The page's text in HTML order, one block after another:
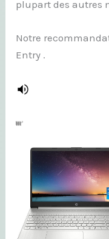
plupart des autres
Notre
Entry .